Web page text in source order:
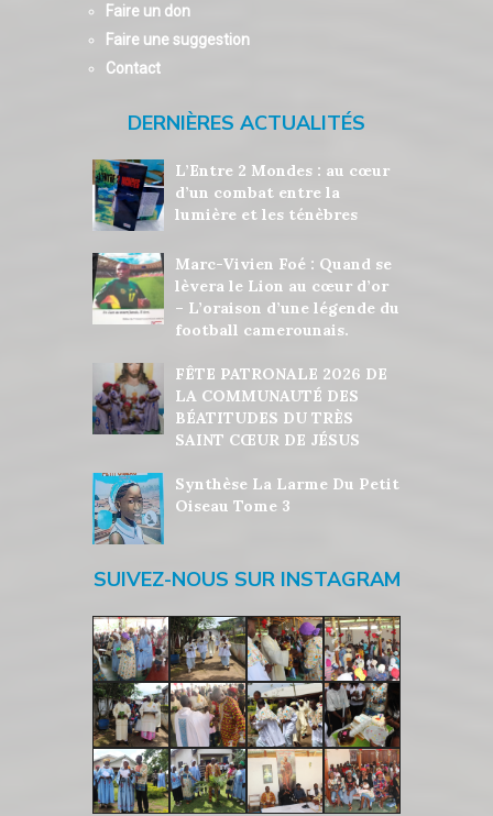
Faire un don
Faire une suggestion
Contact
DERNIÈRES ACTUALITÉS
L’Entre 2 Mondes : au cœur
d’un combat entre la
lumière et les ténèbres
Marc-Vivien Foé : Quand se
lèvera le Lion au cœur d’or
– L’oraison d’une légende du
football camerounais.
FÊTE PATRONALE 2026 DE
LA COMMUNAUTÉ DES
BÉATITUDES DU TRÈS
SAINT CŒUR DE JÉSUS
Synthèse La Larme Du Petit
Oiseau Tome 3
SUIVEZ-NOUS SUR INSTAGRAM